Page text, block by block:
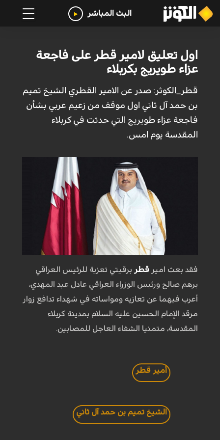
البث المباشر
اول تعليق لامير قطر على فاجعة
عزاء طويريج بكربلاء
قطر_الكوثر: صدر عن الامير القطري الشيخ تميم
بن حمد آل ثاني اول موقف من زعيم عربي بشأن
فاجعة عزاء طويريج التي حدثت في كربلاء
المقدسة يوم امس.
فقد بعث امير قطر برقيتي تعزية للرئيس العراقي
برهم صالح ورئيس الوزراء العراقي عادل عبد المهدي،
أعرب فيهما عن تعازيه ومواساته في شهداء تدافع زوار
مرقد الإمام الحسين عليه السلام بمدينة كربلاء
المقدسة، متمنيا الشفاء العاجل للمصابين.
أمير قطر
الشيخ تميم بن حمد آل ثاني